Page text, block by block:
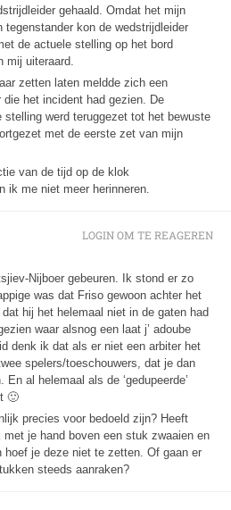
gehaald. Omdat het mijn
kon de wedstrijdleider
de actuele stelling op het bord
mij uiteraard.
zetten laten meldde zich een
het incident had gezien. De
werd teruggezet tot het bewuste
met de eerste zet van mijn
van de tijd op de klok
ik me niet meer herinneren.
Nijboer gebeuren. Ik stond er zo
was dat Friso gewoon achter het
hij het helemaal niet in de gaten had
waar alsnog een laat j’ adoube
denk ik dat als er niet een arbiter het
spelers/toeschouwers, dat je dan
al helemaal als de ‘gedupeerde’
🙂
precies voor bedoeld zijn? Heeft
je hand boven een stuk zwaaien en
hoef je deze niet te zetten. Of gaan er
steeds aanraken?
LOGIN OM TE REAGEREN